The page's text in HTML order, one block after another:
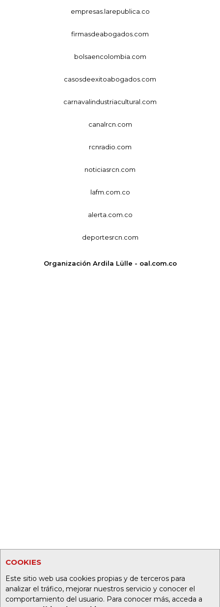
COOKIES
Este sitio web usa cookies propias y de terceros para
analizar el tráfico, mejorar nuestros servicio y conocer el
comportamiento del usuario. Para conocer más, acceda a
empresas.larepublica.co
firmasdeabogados.com
bolsaencolombia.com
casosdeexitoabogados.com
carnavalindustriacultural.com
canalrcn.com
rcnradio.com
noticiasrcn.com
lafm.com.co
alerta.com.co
deportesrcn.com
Organización Ardila Lülle - oal.com.co